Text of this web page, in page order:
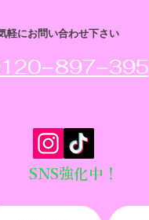
軽にお問い合わせ下さい
SNS強化中 ！